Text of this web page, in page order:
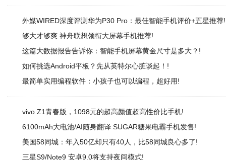
外媒WIRED深度评测华为P30 Pro：最佳智能手机评价+五星推荐!
够大才够爽 神舟联想领衔大屏幕手机推荐!
这篇大数据报告告诉你：智能手机屏幕黄金尺寸是多大？!
如何挑选Android平板？先从英特尔心脏谈起！!
最简单实用编程软件：小孩子也可以编程，超好用!
vivo Z1青春版，1098元的超高颜值超高性价比手机!
6100mAh大电池/AI随身翻译 SUGAR糖果电霸手机发售!
美国58同城：年入50亿却只有40人，比58同城良心多了!
三星S9/Note9 安卓9.0将支持夜间模式!